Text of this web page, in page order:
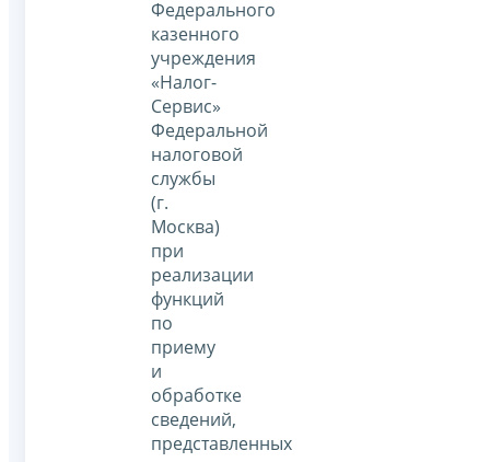
Федерального
казенного
учреждения
«Налог-
Сервис»
Федеральной
налоговой
службы
(г.
Москва)
при
реализации
функций
по
приему
и
обработке
сведений,
представленных